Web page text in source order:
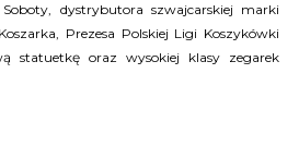
dystrybutora szwajcarskiej marki
Prezesa Polskiej Ligi Koszykówki
statuetkę oraz wysokiej klasy zegarek